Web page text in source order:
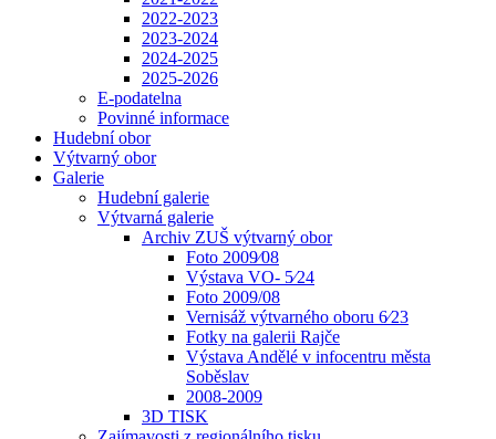
2022-2023
2023-2024
2024-2025
2025-2026
E-podatelna
Povinné informace
Hudební obor
Výtvarný obor
Galerie
Hudební galerie
Výtvarná galerie
Archiv ZUŠ výtvarný obor
Foto 2009⁄08
Výstava VO- 5⁄24
Foto 2009/08
Vernisáž výtvarného oboru 6⁄23
Fotky na galerii Rajče
Výstava Andělé v infocentru města
Soběslav
2008-2009
3D TISK